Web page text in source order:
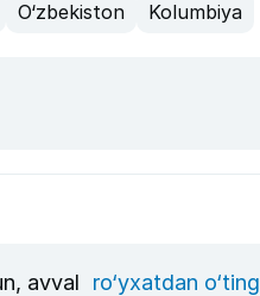
O‘zbekiston Kolumbiya
avval ro‘yxatdan o‘ting